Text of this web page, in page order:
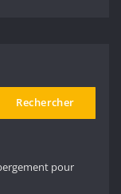
Rechercher
pour